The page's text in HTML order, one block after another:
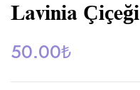
Lavinia Çiçeği
50.00₺